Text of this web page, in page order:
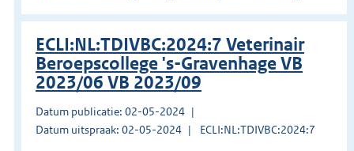
ECLI:NL:TDIVBC:2024:7 Veterinair
Beroepscollege 's-Gravenhage VB
2023/06 VB 2023/09
Datum publicatie: 02-05-2024
Datum uitspraak: 02-05-2024
ECLI:NL:TDIVBC:2024:7